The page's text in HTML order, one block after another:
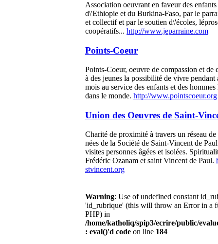
Association oeuvrant en faveur des enfants
d\'Ethiopie et du Burkina-Faso, par le
et collectif et par le soutien d\'écoles,
coopératifs... http://www.jeparraine.com
Points-Coeur
Points-Coeur, oeuvre de compassion et de
à des jeunes la possibilité de vivre pendant
mois au service des enfants et des hommes
dans le monde. http://www.pointscoeur.org
Union des Oeuvres de Saint-
Charité de proximité à travers un réseau
nées de la Société de Saint-Vincent de
visites personnes âgées et isolées.
Frédéric Ozanam et saint Vincent de Paul.
stvincent.org
Warning: Use of undefined constant
'id_rubrique' (this will throw an Error in a
PHP) in
/home/katholiq/spip3/ecrire/public/
: eval()'d code on line 184